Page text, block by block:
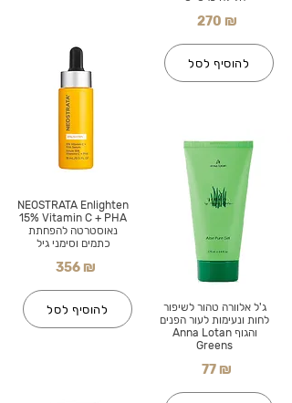
NEOSTRATA Enlighten
15% Vitamin C + PHA
נאוסטרטה להפחתת
כתמים וסימני גיל
356 ₪
להוסיף לסל
270 ₪
להוסיף לסל
ג'ל אלוורה טהור לשיפור
לחות ונעימות לעור הפנים
והגוף Anna Lotan
Greens
77 ₪